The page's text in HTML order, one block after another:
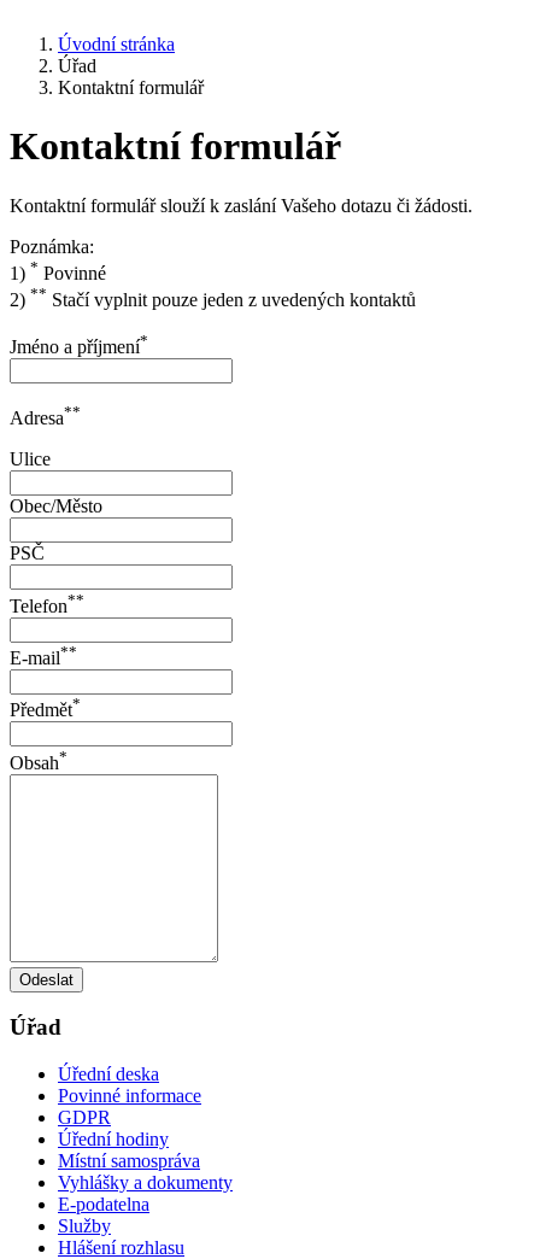
Úvodní stránka
Úřad
Kontaktní formulář
Kontaktní formulář
Kontaktní formulář slouží k zaslání Vašeho dotazu či žádosti.
Poznámka:
1) * Povinné
2) ** Stačí vyplnit pouze jeden z uvedených kontaktů
Jméno a příjmení*
Adresa**
Ulice
Obec/Město
PSČ
Telefon**
E-mail**
Předmět*
Obsah*
Odeslat
Úřad
Úřední deska
Povinné informace
GDPR
Úřední hodiny
Místní samospráva
Vyhlášky a dokumenty
E-podatelna
Služby
Hlášení rozhlasu